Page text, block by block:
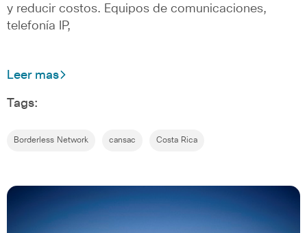
y reducir costos. Equipos de comunicaciones,
telefonía IP,
Leer mas
Tags:
Borderless Network cansac Costa Rica